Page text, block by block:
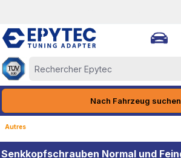
Nach Fahrzeug suchen
Autres
Senkkopfschrauben Normal und